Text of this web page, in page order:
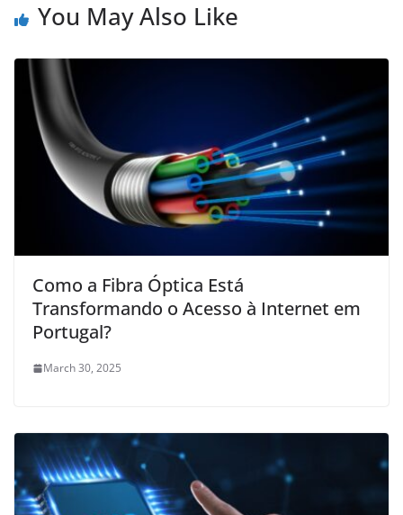
You May Also Like
Como a Fibra Óptica Está
Transformando o Acesso à Internet em
Portugal?
March 30, 2025